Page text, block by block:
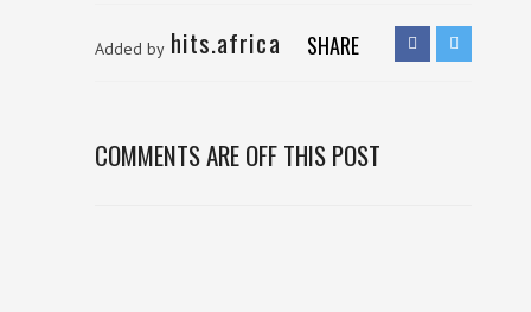
Added by hits.africa SHARE
COMMENTS ARE OFF THIS POST